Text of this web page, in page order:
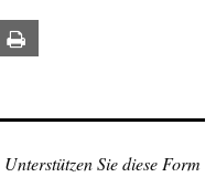
Sie diese Form